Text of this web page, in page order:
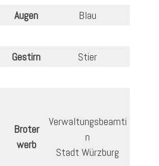
Augen Blau
Gestirn Stier
Broter
werb
Verwaltungsbeamti
n
Stadt Würzburg